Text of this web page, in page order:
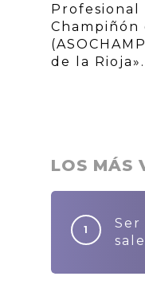
Profesional
Champiñón
de la Rioja».
LOS MÁS
Ser